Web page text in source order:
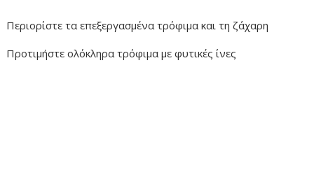
Περιορίστε τα επεξεργασμένα τρόφιμα και τη ζάχαρη
Προτιμήστε ολόκληρα τρόφιμα με φυτικές ίνες